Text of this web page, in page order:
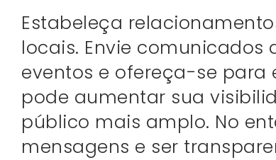
Estabeleça
locais. Envie comunicados
eventos e ofereça-se para
pode aumentar sua
público mais amplo. No
mensagens e ser